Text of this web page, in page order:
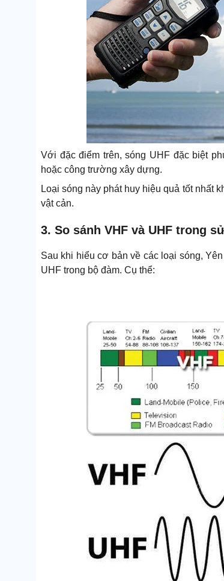
Với đặc điểm trên, sóng UHF đặc biệt
hoặc công trường xây dựng.
Loại sóng này phát huy hiệu quả tốt nhất
vật cản.
3. So sánh VHF và UHF trong
Sau khi hiểu cơ bản về các loại sóng,
UHF trong bộ đàm. Cụ thể: